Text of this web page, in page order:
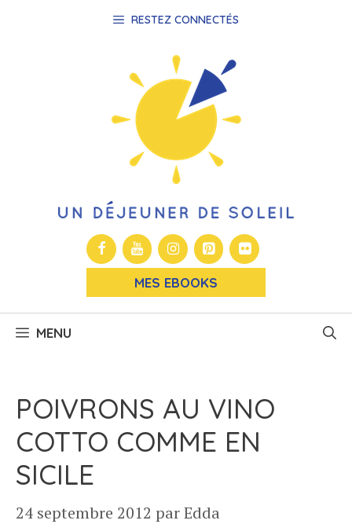
RESTEZ CONNECTÉS
MES EBOOKS
MENU
POIVRONS AU VINO
COTTO COMME EN
SICILE
24 septembre 2012 parEdda